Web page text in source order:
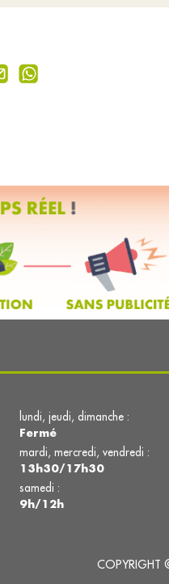
lundi, jeudi, dimanche :
Fermé
mardi, mercredi, vendredi :
13h30/17h30
samedi :
9h/12h
COPYRIGHT